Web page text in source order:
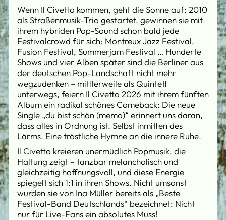
Wenn Il Civetto kommen, geht die Sonne auf: 2010
als Straßenmusik-Trio gestartet, gewinnen sie mit
ihrem hybriden Pop-Sound schon bald jede
Festivalcrowd für sich: Montreux Jazz Festival,
Fusion Festival, Summerjam Festival … Hunderte
Shows und vier Alben später sind die Berliner aus
der deutschen Pop-Landschaft nicht mehr
wegzudenken – mittlerweile als Quintett
unterwegs, feiern Il Civetto 2026 mit ihrem fünften
Album ein radikal schönes Comeback: Die neue
Single „du bist schön (memo)“ erinnert uns daran,
dass alles in Ordnung ist. Selbst inmitten des
Lärms. Eine tröstliche Hymne an die innere Ruhe.
Il Civetto kreieren unermüdlich Popmusik, die
Haltung zeigt – tanzbar melancholisch und
gleichzeitig hoffnungsvoll, und diese Energie
spiegelt sich 1:1 in ihren Shows. Nicht umsonst
wurden sie von Ina Müller bereits als „Beste
Festival-Band Deutschlands“ bezeichnet: Nicht
nur für Live-Fans ein absolutes Muss!